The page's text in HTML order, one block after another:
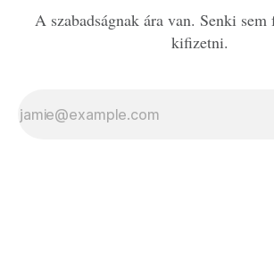
A szabadságnak ára van. Senki sem
kifizetni.